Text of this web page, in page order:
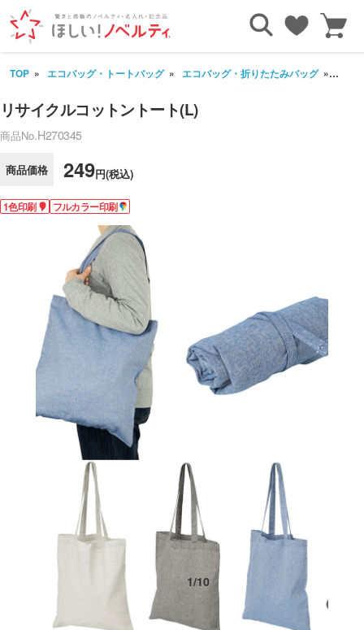
TOP エコバッグ・トートバッグ エコバッグ・折りたたみバッグ リサ
リサイクルコットントート(L)
商品No.H270345
商品価格 249円(税込)
1色印刷 フルカラー印刷
1/10